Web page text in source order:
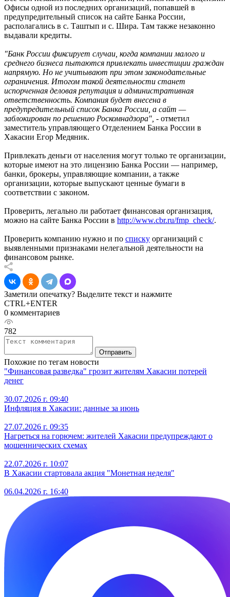
Офисы одной из последних организаций, попавшей в
предупредительный список на сайте Банка России,
располагались в с. Таштып и с. Шира. Там также незаконно
выдавали кредиты.
"Банк России фиксирует случаи, когда компании малого и
среднего бизнеса пытаются привлекать инвестиции граждан
напрямую. Но не учитывают при этом законодательные
ограничения. Итогом такой деятельности станет
испорченная деловая репутация и административная
ответственность. Компания будет внесена в
предупредительный список Банка России, а сайт —
заблокирован по решению Роскомнадзора", - отметил
заместитель управляющего Отделением Банка России в
Хакасии Егор Медяник.
Привлекать деньги от населения могут только те организации,
которые имеют на это лицензию Банка России — например,
банки, брокеры, управляющие компании, а также
организации, которые выпускают ценные бумаги в
соответствии с законом.
Проверить, легально ли работает финансовая организация,
можно на сайте Банка России в http://www.cbr.ru/fmp_check/.
Проверить компанию нужно и по списку организаций с
выявленными признаками нелегальной деятельности на
финансовом рынке.
Заметили опечатку? Выделите текст и нажмите
CTRL+ENTER
0 комментариев
782
Отправить
Похожие по тегам новости
"Финансовая разведка" грозит жителям Хакасии потерей
денег
30.07.2026 г. 09:40
Инфляция в Хакасии: данные за июнь
27.07.2026 г. 09:35
Нагреться на горючем: жителей Хакасии предупреждают о
мошеннических схемах
22.07.2026 г. 10:07
В Хакасии стартовала акция "Монетная неделя"
06.04.2026 г. 16:40